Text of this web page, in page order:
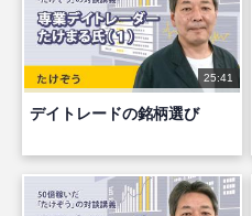
25:41
デイトレードの銘柄選び